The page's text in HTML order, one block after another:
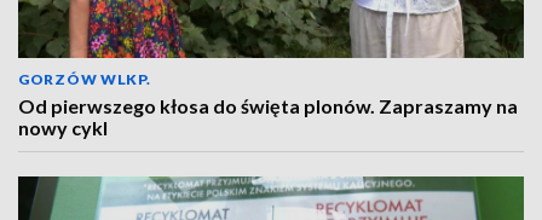
GORZÓW WLKP.
Od pierwszego kłosa do święta plonów. Zapraszamy na
nowy cykl